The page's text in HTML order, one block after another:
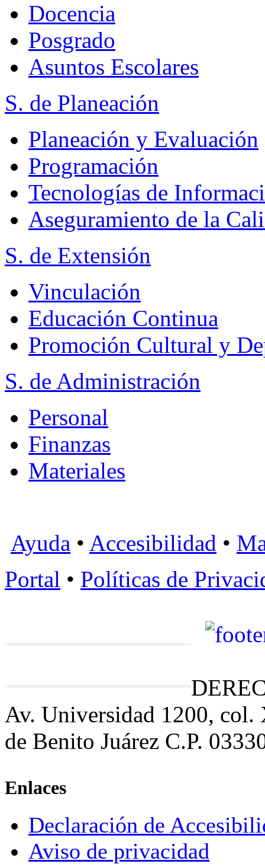
Docencia
Posgrado
Asuntos Escolares
S. de Planeación
Planeación y Evaluación
Programación
Tecnologías de
Aseguramiento de la
S. de Extensión
Vinculación
Educación Continua
Promoción Cultural y
S. de Administración
Personal
Finanzas
Materiales
Ayuda • Accesibilidad •
Portal • Políticas de
Av. Universidad 1200,
de Benito Juárez C.P.
Enlaces
Declaración de
Aviso de privacidad